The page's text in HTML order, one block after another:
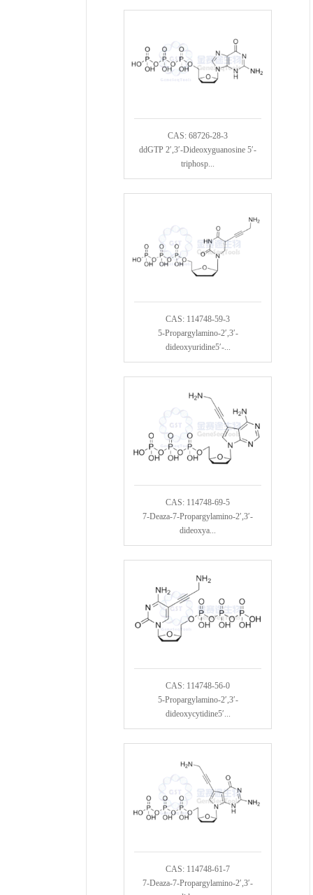
CAS: 68726-28-3
ddGTP 2′,3′-Dideoxyguanosine 5′-
triphosp...
CAS: 114748-59-3
5-Propargylamino-2′,3′-
dideoxyuridine5′-...
CAS: 114748-69-5
7-Deaza-7-Propargylamino-2′,3′-
dideoxya...
CAS: 114748-56-0
5-Propargylamino-2′,3′-
dideoxycytidine5′...
CAS: 114748-61-7
7-Deaza-7-Propargylamino-2′,3′-